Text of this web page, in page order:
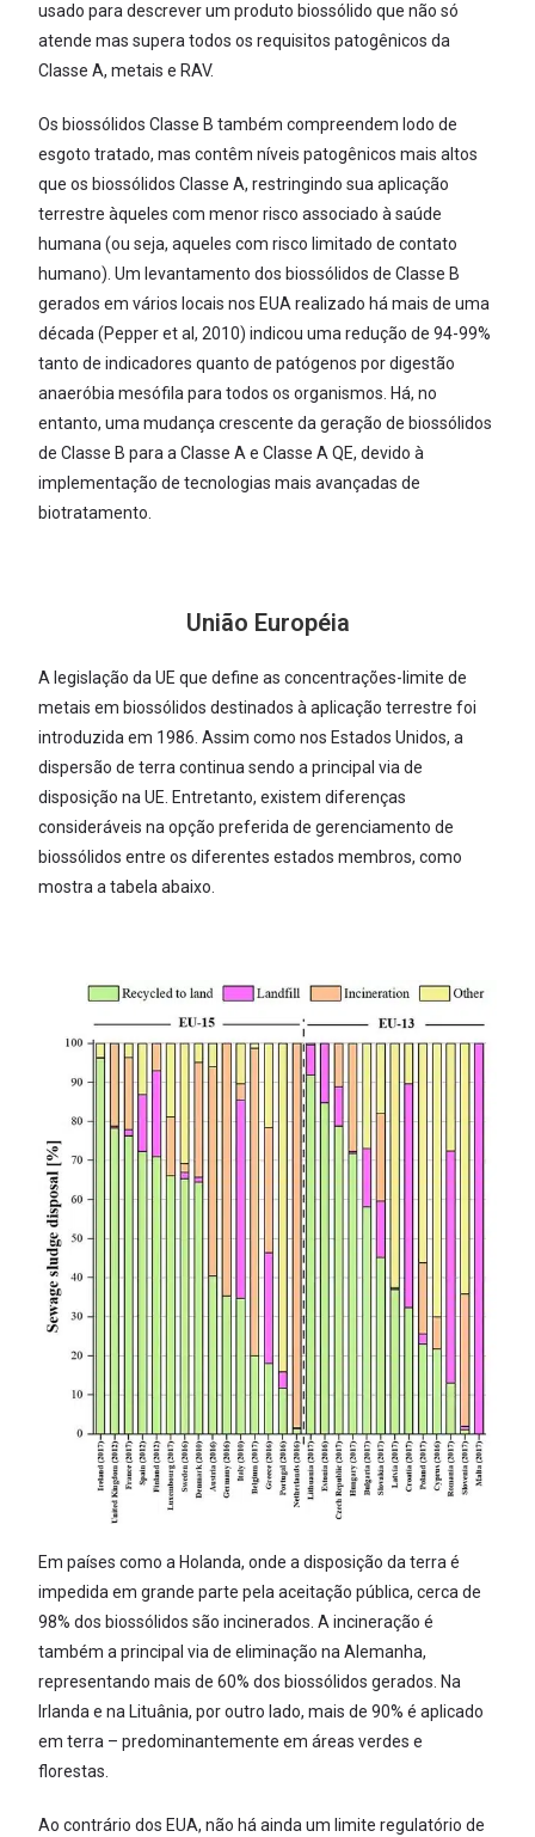
usado para descrever um produto biossólido que não só
atende mas supera todos os requisitos patogênicos da
Classe A, metais e RAV.
Os biossólidos Classe B também compreendem lodo de
esgoto tratado, mas contêm níveis patogênicos mais altos
que os biossólidos Classe A, restringindo sua aplicação
terrestre àqueles com menor risco associado à saúde
humana (ou seja, aqueles com risco limitado de contato
humano). Um levantamento dos biossólidos de Classe B
gerados em vários locais nos EUA realizado há mais de uma
década (Pepper et al, 2010) indicou uma redução de 94-99%
tanto de indicadores quanto de patógenos por digestão
anaeróbia mesófila para todos os organismos. Há, no
entanto, uma mudança crescente da geração de biossólidos
de Classe B para a Classe A e Classe A QE, devido à
implementação de tecnologias mais avançadas de
biotratamento.
União Européia
A legislação da UE que define as concentrações-limite de
metais em biossólidos destinados à aplicação terrestre foi
introduzida em 1986. Assim como nos Estados Unidos, a
dispersão de terra continua sendo a principal via de
disposição na UE. Entretanto, existem diferenças
consideráveis na opção preferida de gerenciamento de
biossólidos entre os diferentes estados membros, como
mostra a tabela abaixo.
Em países como a Holanda, onde a disposição da terra é
impedida em grande parte pela aceitação pública, cerca de
98% dos biossólidos são incinerados. A incineração é
também a principal via de eliminação na Alemanha,
representando mais de 60% dos biossólidos gerados. Na
Irlanda e na Lituânia, por outro lado, mais de 90% é aplicado
em terra – predominantemente em áreas verdes e
florestas.
Ao contrário dos EUA, não há ainda um limite regulatório de